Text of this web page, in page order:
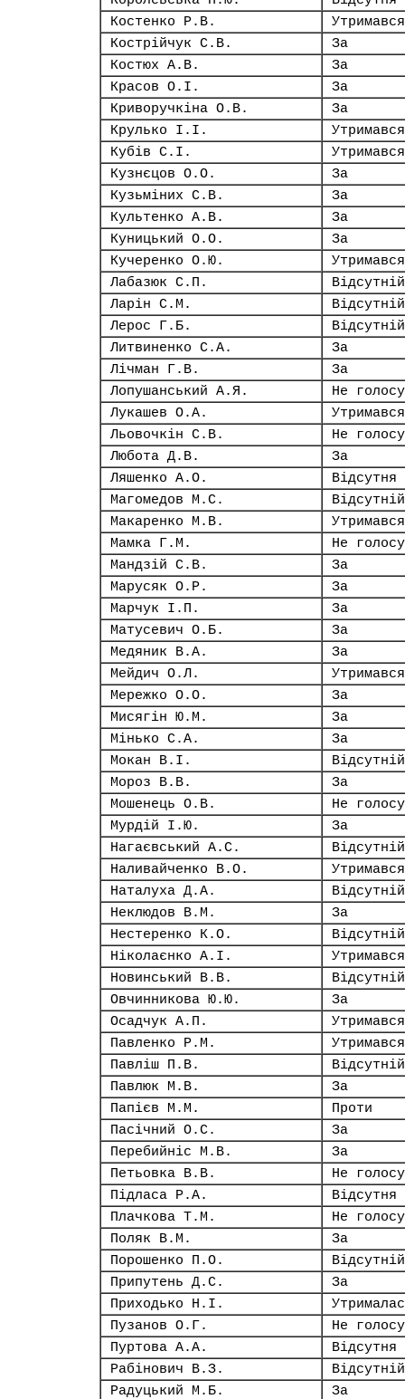
Костенко Р.В.
Утримався
Кострійчук С.В.
За
Костюх А.В.
За
Красов О.І.
За
Криворучкіна О.В.
За
Крулько І.І.
Утримався
Кубів С.І.
Утримався
Кузнєцов О.О.
За
Кузьміних С.В.
За
Культенко А.В.
За
Куницький О.О.
За
Кучеренко О.Ю.
Утримався
Лабазюк С.П.
Відсутній
Ларін С.М.
Відсутній
Лерос Г.Б.
Відсутній
Литвиненко С.А.
За
Лічман Г.В.
За
Лопушанський А.Я.
Не
Лукашев О.А.
Утримався
Льовочкін С.В.
Не
Любота Д.В.
За
Ляшенко А.О.
Відсутня
Магомедов М.С.
Відсутній
Макаренко М.В.
Утримався
Мамка Г.М.
Не
Мандзій С.В.
За
Марусяк О.Р.
За
Марчук І.П.
За
Матусевич О.Б.
За
Медяник В.А.
За
Мейдич О.Л.
Утримався
Мережко О.О.
За
Мисягін Ю.М.
За
Мінько С.А.
За
Мокан В.І.
Відсутній
Мороз В.В.
За
Мошенець О.В.
Не
Мурдій І.Ю.
За
Нагаєвський А.С.
Відсутній
Наливайченко В.О.
Утримався
Наталуха Д.А.
Відсутній
Неклюдов В.М.
За
Нестеренко К.О.
Відсутній
Ніколаєнко А.І.
Утримався
Новинський В.В.
Відсутній
Овчинникова Ю.Ю.
За
Осадчук А.П.
Утримався
Павленко Р.М.
Утримався
Павліш П.В.
Відсутній
Павлюк М.В.
За
Папієв М.М.
Проти
Пасічний О.С.
За
Перебийніс М.В.
За
Петьовка В.В.
Не
Підласа Р.А.
Відсутня
Плачкова Т.М.
Не
Поляк В.М.
За
Порошенко П.О.
Відсутній
Припутень Д.С.
За
Приходько Н.І.
Пузанов О.Г.
Не
Пуртова А.А.
Відсутня
Рабінович В.З.
Відсутній
Радуцький М.Б.
За